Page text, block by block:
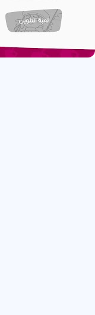
道领域开创新的道
道，但是让我们与
，寓教于乐的真